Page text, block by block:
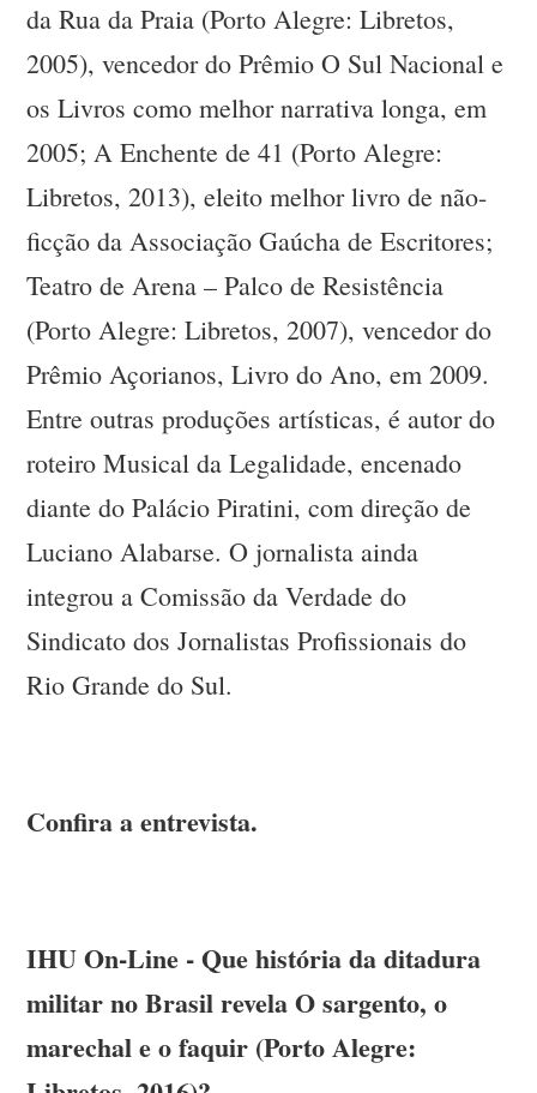
da Rua da Praia (Porto Alegre: Libretos,
2005), vencedor do Prêmio O Sul Nacional e
os Livros como melhor narrativa longa, em
2005; A Enchente de 41 (Porto Alegre:
Libretos, 2013), eleito melhor livro de não-
ficção da Associação Gaúcha de Escritores;
Teatro de Arena – Palco de Resistência
(Porto Alegre: Libretos, 2007), vencedor do
Prêmio Açorianos, Livro do Ano, em 2009.
Entre outras produções artísticas, é autor do
roteiro Musical da Legalidade, encenado
diante do Palácio Piratini, com direção de
Luciano Alabarse. O jornalista ainda
integrou a Comissão da Verdade do
Sindicato dos Jornalistas Profissionais do
Rio Grande do Sul.
Confira a entrevista.
IHU On-Line - Que história da ditadura
militar no Brasil revela O sargento, o
marechal e o faquir (Porto Alegre: